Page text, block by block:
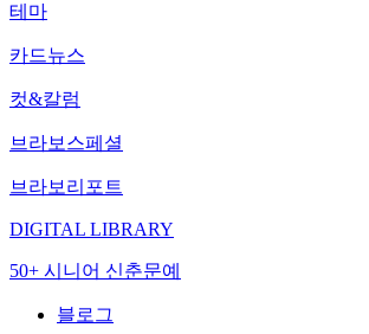
테마
카드뉴스
컷&칼럼
브라보스페셜
브라보리포트
DIGITAL LIBRARY
50+ 시니어 신춘문예
블로그